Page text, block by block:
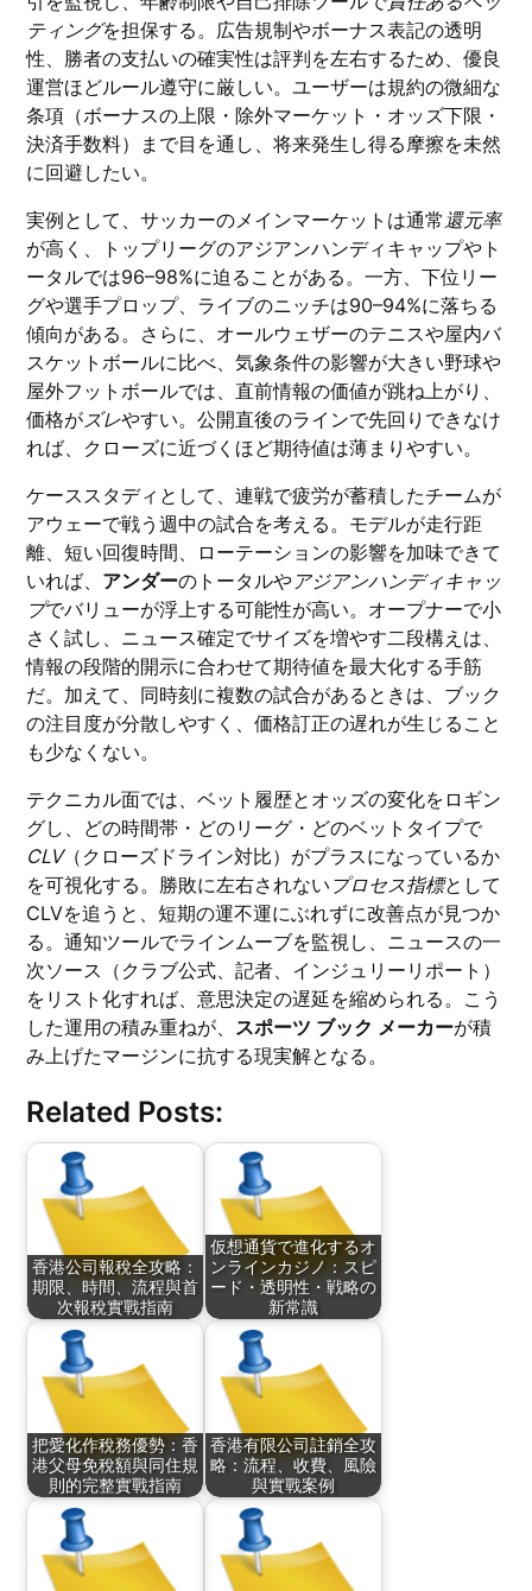
ティングを担保する。広告規制やボーナス表記の透明
性、勝者の支払いの確実性は評判を左右するため、優良
運営ほどルール遵守に厳しい。ユーザーは規約の微細な
条項（ボーナスの上限・除外マーケット・オッズ下限・
決済手数料）まで目を通し、将来発生し得る摩擦を未然
に回避したい。
実例として、サッカーのメインマーケットは通常還元率
が高く、トップリーグのアジアンハンディキャップやト
ータルでは96–98%に迫ることがある。一方、下位リー
グや選手プロップ、ライブのニッチは90–94%に落ちる
傾向がある。さらに、オールウェザーのテニスや屋内バ
スケットボールに比べ、気象条件の影響が大きい野球や
屋外フットボールでは、直前情報の価値が跳ね上がり、
価格がズレやすい。公開直後のラインで先回りできなけ
れば、クローズに近づくほど期待値は薄まりやすい。
ケーススタディとして、連戦で疲労が蓄積したチームが
アウェーで戦う週中の試合を考える。モデルが走行距
離、短い回復時間、ローテーションの影響を加味できて
いれば、 アンダーのトータルや アジアンハンディキャッ
プでバリューが浮上する可能性が高い。オープナーで小
さく試し、ニュース確定でサイズを増やす二段構えは、
情報の段階的開示に合わせて期待値を最大化する手筋
だ。加えて、同時刻に複数の試合があるときは、ブック
の注目度が分散しやすく、価格訂正の遅れが生じること
も少なくない。
テクニカル面では、ベット履歴とオッズの変化をロギン
グし、どの時間帯・どのリーグ・どのベットタイプで
CLV（クローズドライン対比）がプラスになっているか
を可視化する。勝敗に左右されない プロセス指標として
CLVを追うと、短期の運不運にぶれずに改善点が見つか
る。通知ツールでラインムーブを監視し、ニュースの一
次ソース（クラブ公式、記者、インジュリーリポート）
をリスト化すれば、意思決定の遅延を縮められる。こう
した運用の積み重ねが、 スポーツ ブック メーカーが積
み上げたマージンに抗する現実解となる。
Related Posts:
香港公司報稅全攻略：
期限、時間、流程與首
次報稅實戰指南
仮想通貨で進化するオ
ンラインカジノ：スピ
ード・透明性・戦略の
新常識
把愛化作稅務優勢：香
港父母免稅額與同住規
則的完整實戰指南
香港有限公司註銷全攻
略：流程、收費、風險
與實戰案例